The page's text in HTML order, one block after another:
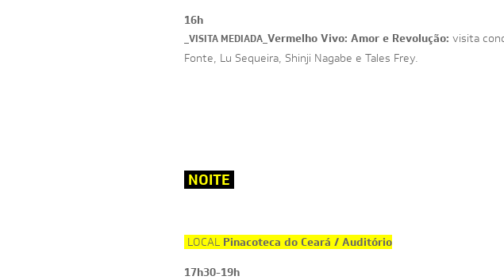
16h
_VISITA MEDIADA Vermelho Vivo: Amor e Revolução: visita
Fonte, Lu Sequeira, Shinji Nagabe e Tales Frey.
NOITE
LOCAL Pinacoteca do Ceará / Auditório
17h30-19h